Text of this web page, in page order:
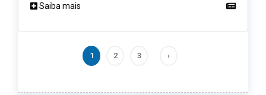
Saiba mais
Current page
1 Page
2 Page
3 Next page
›